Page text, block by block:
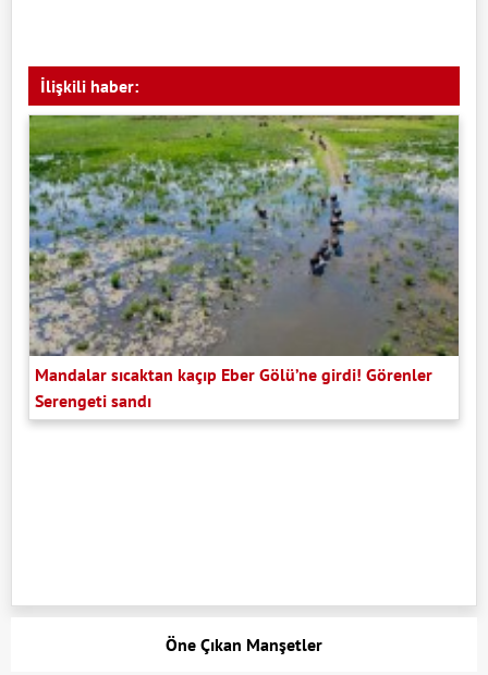
İlişkili haber:
Mandalar sıcaktan kaçıp Eber Gölü’ne girdi! Görenler
Serengeti sandı
Öne Çıkan Manşetler